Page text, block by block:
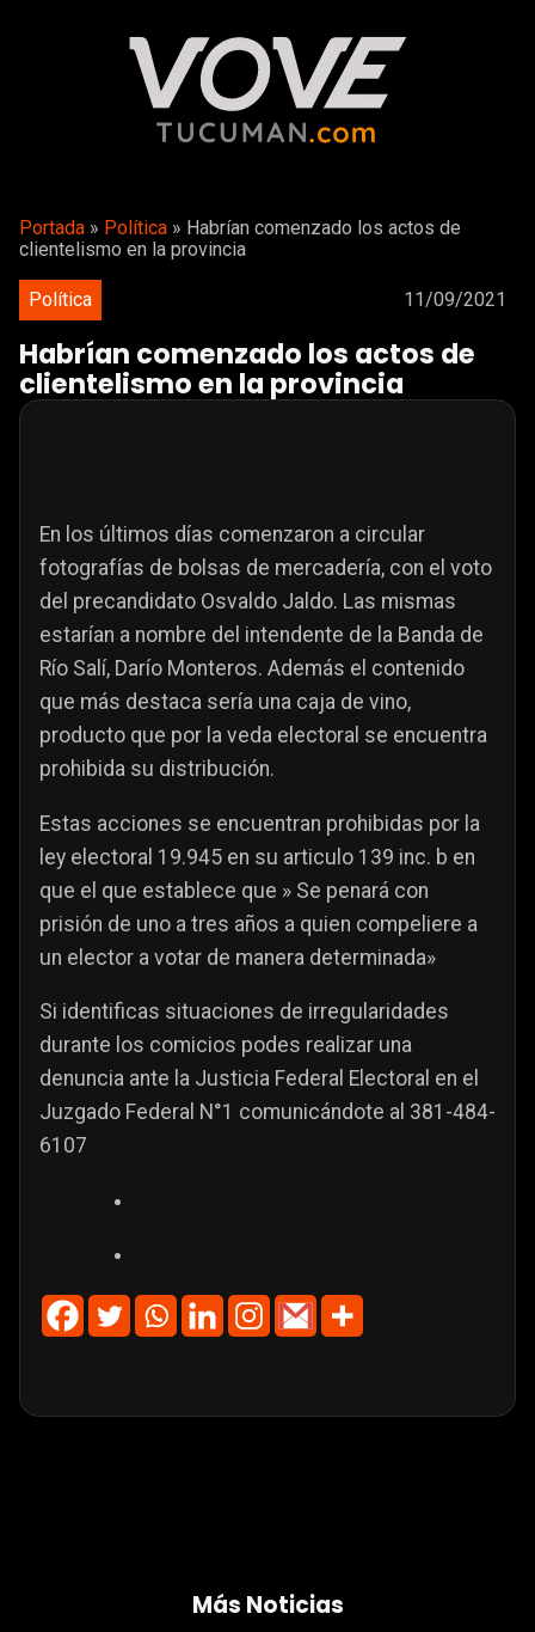
Portada » Política » Habrían comenzado los actos de
clientelismo en la provincia
Política 11/09/2021
Habrían comenzado los actos de
clientelismo en la provincia
En los últimos días comenzaron a circular
fotografías de bolsas de mercadería, con el voto
del precandidato Osvaldo Jaldo. Las mismas
estarían a nombre del intendente de la Banda de
Río Salí, Darío Monteros. Además el contenido
que más destaca sería una caja de vino,
producto que por la veda electoral se encuentra
prohibida su distribución.
Estas acciones se encuentran prohibidas por la
ley electoral 19.945 en su articulo 139 inc. b en
que el que establece que » Se penará con
prisión de uno a tres años a quien compeliere a
un elector a votar de manera determinada»
Si identificas situaciones de irregularidades
durante los comicios podes realizar una
denuncia ante la Justicia Federal Electoral en el
Juzgado Federal N°1 comunicándote al 381-484-
6107
Más Noticias